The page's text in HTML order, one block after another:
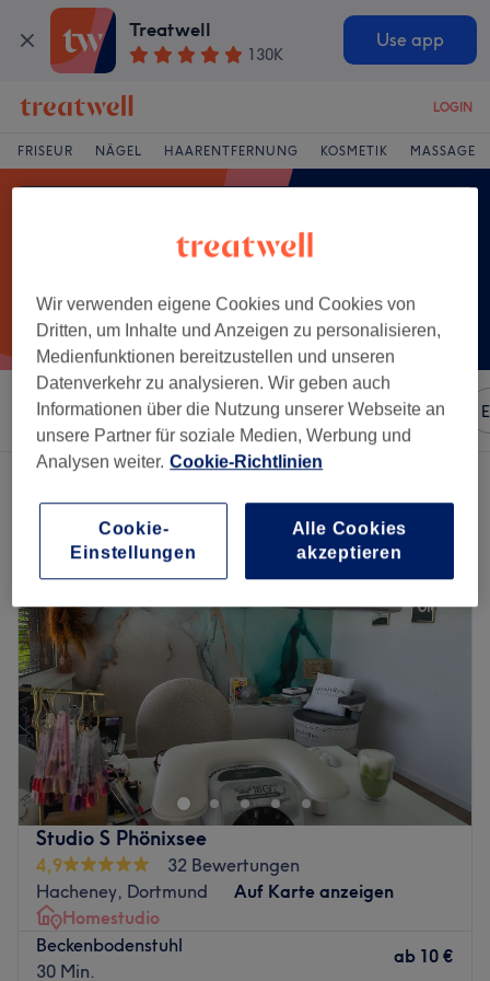
Treatwell
130K
Use app
LOGIN
FRISEUR NÄGEL HAARENTFERNUNG KOSMETIK MASSAGE
Sortieren nach Beliebiger Preis Marken Salons
Studio S Phönixsee
4,9
32 Bewertungen
Hacheney, Dortmund
Auf Karte anzeigen
Homestudio
Beckenbodenstuhl
30 Min.
ab 10 €
Wir verwenden eigene Cookies und Cookies von
Dritten, um Inhalte und Anzeigen zu personalisieren,
Medienfunktionen bereitzustellen und unseren
Datenverkehr zu analysieren. Wir geben auch
Informationen über die Nutzung unserer Webseite an
unsere Partner für soziale Medien, Werbung und
Analysen weiter. Cookie-Richtlinien
Cookie-
Einstellungen
Alle Cookies
akzeptieren